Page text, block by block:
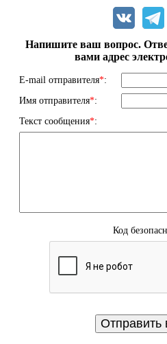
Напишите ваш вопрос.
вами адрес
E-mail отправителя*:
Имя отправителя*:
Текст сообщения*:
Код